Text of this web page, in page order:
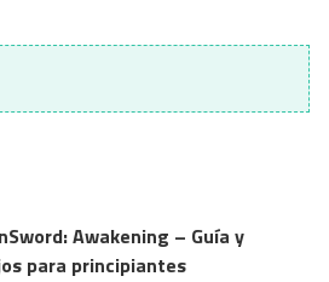
Awakening – Guía y
para principiantes